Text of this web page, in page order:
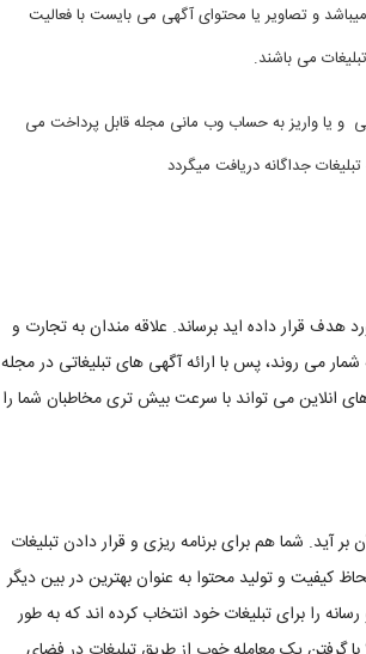
و تصاویر یا محتوای آگهی می بایست با فعالیت
می باشند.
و یا واریز به حساب وب مانی مجله قابل پرداخت می
جداگانه دریافت میگردد
قرار داده اید برساند. علاقه مندان به تجارت و
می روند، پس با ارائه آگهی های تبلیغاتی در مجله
می تواند با سرعت بیش تری مخاطبان شما را
آید. شما هم برای برنامه ریزی و قرار دادن تبلیغات
کیفیت و تولید محتوا به عنوان بهترین در بین دیگر
را برای تبلیغات خود انتخاب کرده اند که به طور